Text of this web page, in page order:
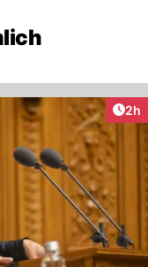
2h